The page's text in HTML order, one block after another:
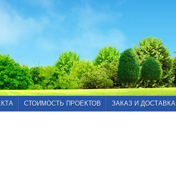
СТОИМОСТЬ ПРОЕКТОВ ЗАКАЗ И ДОСТАВКА